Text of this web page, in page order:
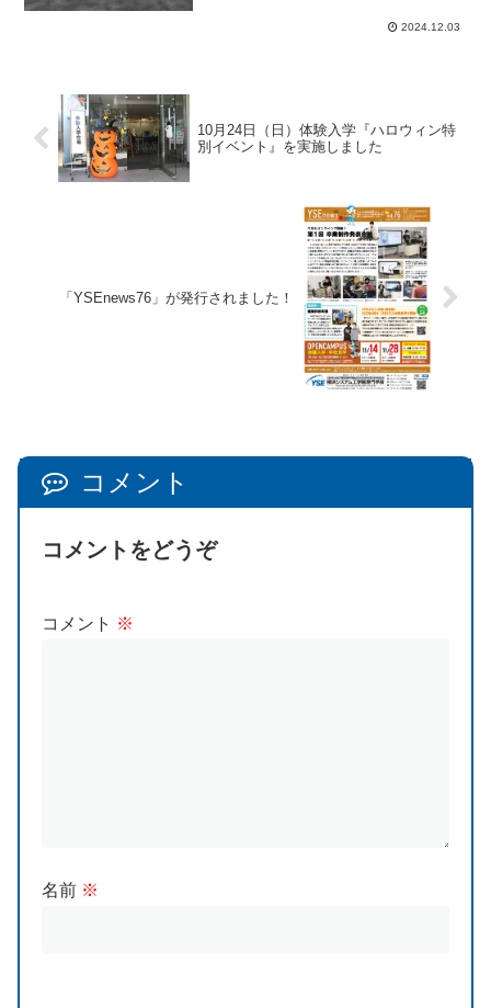
2024.12.03
10月24日（日）体験入学『ハロウィン特
別イベント』を実施しました
「YSEnews76」が発行されました！
コメント
コメントをどうぞ
コメント ※
名前 ※